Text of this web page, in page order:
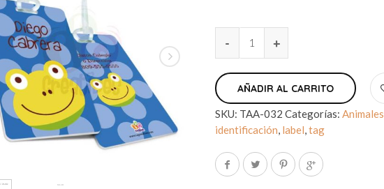
AÑADIR AL CARRITO
SKU: TAA-032 Categorías:Animales
identificación, label,tag